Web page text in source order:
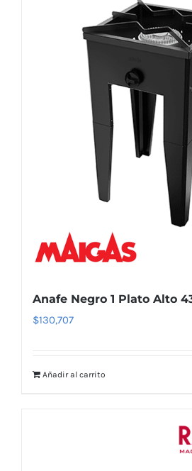
Anafe Negro 1 Plato Alto
$130,707
Añadir al carrito